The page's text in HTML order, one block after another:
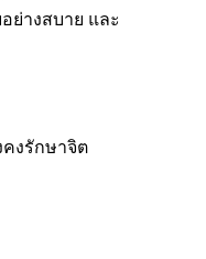
ย่างสบาย และ
งรักษาจิต